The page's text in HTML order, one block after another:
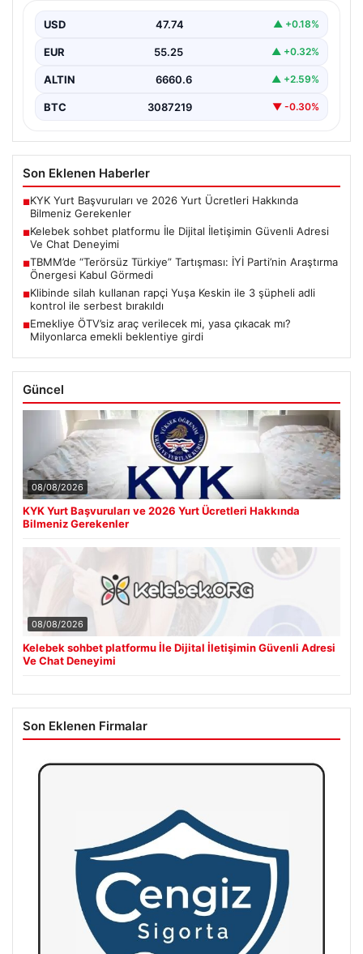
İnternet çağında insanların güvenli bir biçimde bağlantı
USD 47.74 ▲ +0.18%
EUR 55.25 ▲ +0.32%
ALTIN 6660.6 ▲ +2.59%
BTC 3087219 ▼ -0.30%
Son Eklenen Haberler
■KYK Yurt Başvuruları ve 2026 Yurt Ücretleri Hakkında
Bilmeniz Gerekenler
■Kelebek sohbet platformu İle Dijital İletişimin Güvenli Adresi
Ve Chat Deneyimi
■TBMM’de “Terörsüz Türkiye” Tartışması: İYİ Parti’nin Araştırma
Önergesi Kabul Görmedi
■Klibinde silah kullanan rapçi Yuşa Keskin ile 3 şüpheli adli
kontrol ile serbest bırakıldı
■Emekliye ÖTV’siz araç verilecek mi, yasa çıkacak mı?
Milyonlarca emekli beklentiye girdi
Güncel
08/08/2026
KYK Yurt Başvuruları ve 2026 Yurt Ücretleri Hakkında
Bilmeniz Gerekenler
08/08/2026
Kelebek sohbet platformu İle Dijital İletişimin Güvenli Adresi
Ve Chat Deneyimi
Son Eklenen Firmalar